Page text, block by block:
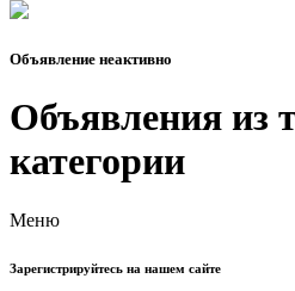
Объявление неактивно
Объявления из
категории
Меню
Зарегистрируйтесь на нашем сайте